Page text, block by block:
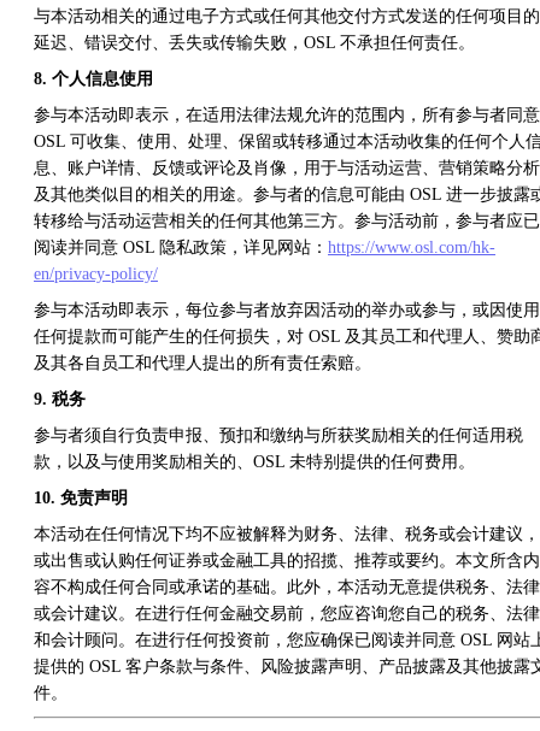
与本活动相关的通过电子方式或任何其他交付方式发送的任何项目的
延迟、错误交付、丢失或传输失败，OSL 不承担任何责任。
8. 个人信息使用
参与本活动即表示，在适用法律法规允许的范围内，所有参与者同意
OSL 可收集、使用、处理、保留或转移通过本活动收集的任何个人
息、账户详情、反馈或评论及肖像，用于与活动运营、营销策略分析
及其他类似目的相关的用途。参与者的信息可能由 OSL 进一步披露
转移给与活动运营相关的任何其他第三方。参与活动前，参与者应已
阅读并同意 OSL 隐私政策，详见网站： https://www.osl.com/hk-
en/privacy-policy/
参与本活动即表示，每位参与者放弃因活动的举办或参与，或因使用
任何提款而可能产生的任何损失，对 OSL 及其员工和代理人、赞助
及其各自员工和代理人提出的所有责任索赔。
9. 税务
参与者须自行负责申报、预扣和缴纳与所获奖励相关的任何适用税
款，以及与使用奖励相关的、OSL 未特别提供的任何费用。
10. 免责声明
本活动在任何情况下均不应被解释为财务、法律、税务或会计建议，
或出售或认购任何证券或金融工具的招揽、推荐或要约。本文所含内
容不构成任何合同或承诺的基础。此外，本活动无意提供税务、法律
或会计建议。在进行任何金融交易前，您应咨询您自己的税务、法律
和会计顾问。在进行任何投资前，您应确保已阅读并同意 OSL 网站
提供的 OSL 客户条款与条件、风险披露声明、产品披露及其他披露
件。